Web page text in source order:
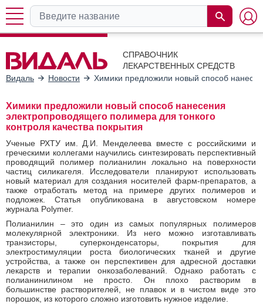
СПРАВОЧНИК
ЛЕКАРСТВЕННЫХ СРЕДСТВ
Видаль
Новости Химики предложили новый способ
Химики предложили новый способ нанесения
электропроводящего полимера для тонкого
контроля качества покрытия
Ученые РХТУ им. Д.И. Менделеева вместе с российскими и
греческими коллегами научились синтезировать перспективный
проводящий полимер полианилин локально на поверхности
частиц силикагеля. Исследователи планируют использовать
новый материал для создания носителей фарм-препаратов, а
также отработать метод на примере других полимеров и
подложек. Статья опубликована в августовском номере
журнала Polymer.
Полианилин – это один из самых популярных полимеров
молекулярной электроники. Из него можно изготавливать
транзисторы, суперконденсаторы, покрытия для
электростимуляции роста биологических тканей и другие
устройства, а также он перспективен для адресной доставки
лекарств и терапии онкозаболеваний. Однако работать с
полианинилином не просто. Он плохо растворим в
большинстве растворителей, не плавок и в чистом виде это
порошок, из которого сложно изготовить нужное изделие.